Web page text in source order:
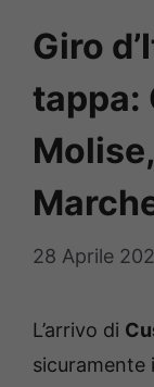
Giro
tappa:
28 Aprile
L’arrivo di
sicuramente